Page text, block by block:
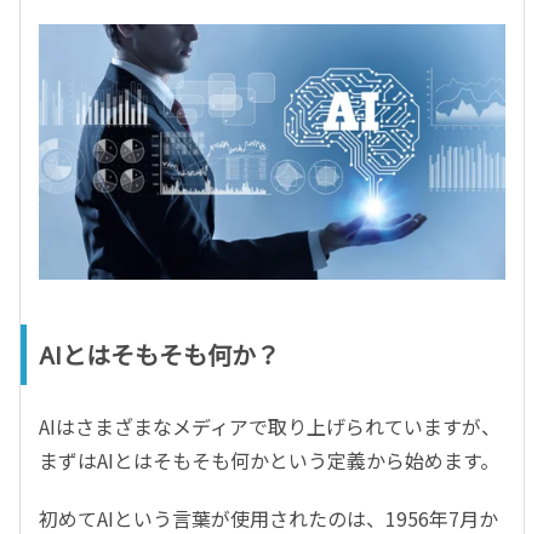
AIとはそもそも何か？
AIはさまざまなメディアで取り上げられていますが、
まずはAIとはそもそも何かという定義から始めます。
初めてAIという言葉が使用されたのは、1956年7月か